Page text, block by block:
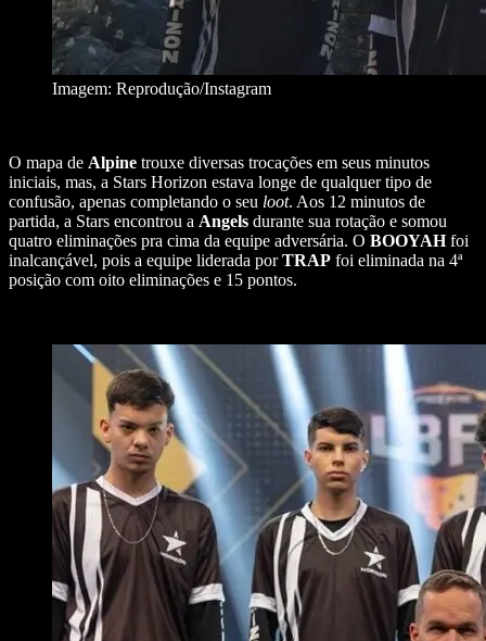
Imagem: Reprodução/Instagram
O mapa de Alpine trouxe diversas trocações em seus minutos
iniciais, mas, a Stars Horizon estava longe de qualquer tipo de
confusão, apenas completando o seu loot. Aos 12 minutos de
partida, a Stars encontrou a Angels durante sua rotação e somou
quatro eliminações pra cima da equipe adversária. O BOOYAHfoi
inalcançável, pois a equipe liderada porTRAP foi eliminada na 4ª
posição com oito eliminações e 15 pontos.